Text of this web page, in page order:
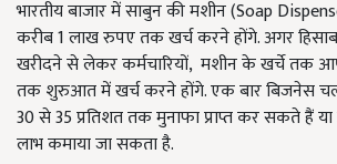
भारतीय बाजार में साबुन की मशीन (Soap
करीब 1 लाख रुपए तक खर्च करने होंगे. अगर
खरीदने से लेकर कर्मचारियों, मशीन के खर्चे तक
तक शुरुआत में खर्च करने होंगे. एक बार बिजनेस
30 से 35 प्रतिशत तक मुनाफा प्राप्त कर सकते हैं
लाभ कमाया जा सकता है.